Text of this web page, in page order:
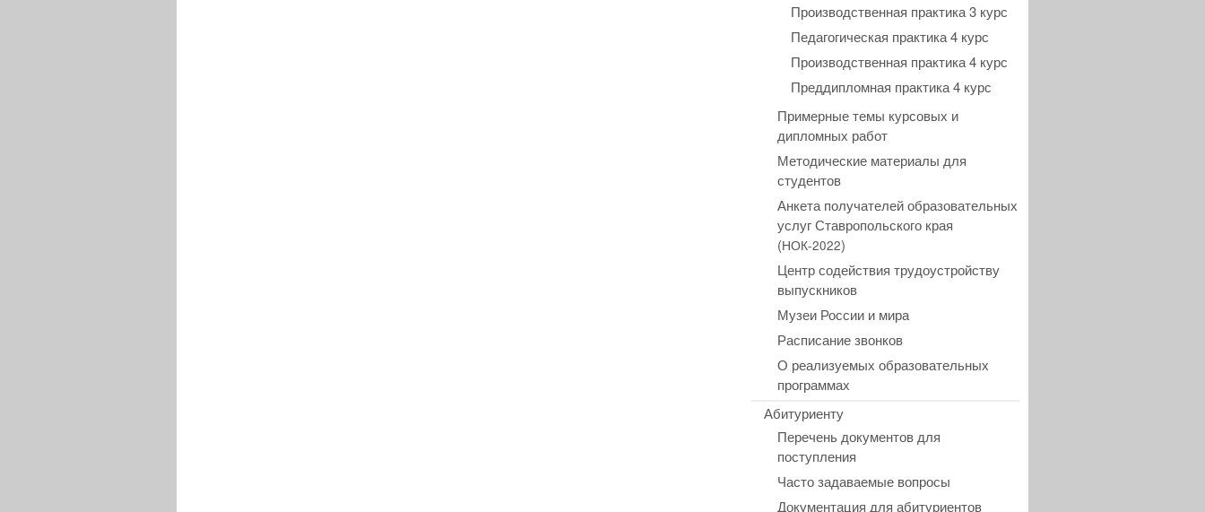
Производственная практика 3 курс
Педагогическая практика 4 курс
Производственная практика 4 курс
Преддипломная практика 4 курс
Примерные темы курсовых и
дипломных работ
Методические материалы для
студентов
Анкета получателей образовательных
услуг Ставропольского края
(НОК-2022)
Центр содействия трудоустройству
выпускников
Музеи России и мира
Расписание звонков
О реализуемых образовательных
программах
Абитуриенту
Перечень документов для
поступления
Часто задаваемые вопросы
Документация для абитуриентов